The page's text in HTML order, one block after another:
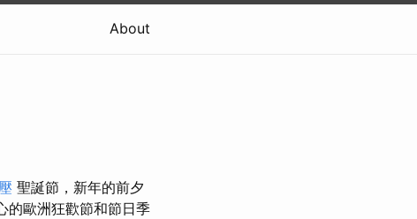
About
聖誕節，新年的前夕
的歐洲狂歡節和節日季